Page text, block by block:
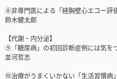
⑧非専門医による「経胸壁心エコー評
鈴木健太郎
【代謝・内分泌】
⑨「糖尿病」の初回診断症例には気を
並河哲志
⑩治療がうまくいかない「生活習慣病